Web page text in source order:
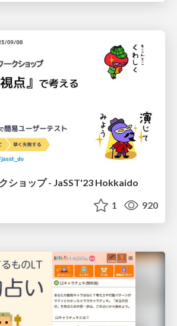
ショップ - JaSST'23 Hokkaido
1 920